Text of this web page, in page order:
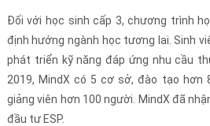
Đối với học sinh cấp 3, chương trình
định hướng ngành học tương lai. Sinh
phát triển kỹ năng đáp ứng nhu cầu
2019, MindX có 5 cơ sở, đào tạo hơn
giảng viên hơn 100 người. MindX đã
đầu tư ESP.